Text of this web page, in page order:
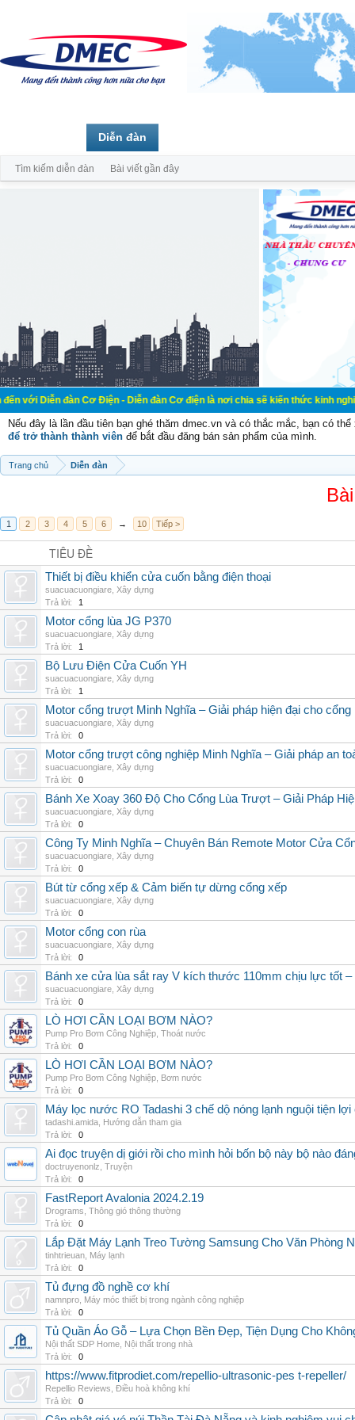
đàn Cơ Điện - Diễn đàn Cơ điện là nơi chia sẽ kiến thức kinh nghiệm
Nếu đây là lần đầu tiên bạn ghé thăm dmec.vn và có thắc mắc, bạn có
để trở thành thành viên để bắt đầu đăng bán sản phẩm của mình.
Trang chủ Diễn đàn
1 2 3 4 5 6 → 10 Tiếp >
TIÊU ĐỀ
Thiết bị điều khiển cửa cuốn bằng điện thoại
suacuacuongiare Xây dựng
Trả lời:
1
Motor cổng lùa JG P370
suacuacuongiare Xây dựng
Trả lời:
1
Bộ Lưu Điện Cửa Cuốn YH
suacuacuongiare Xây dựng
Trả lời:
1
Motor cổng trượt Minh Nghĩa – Giải pháp hiện đại cho
suacuacuongiare Xây dựng
Trả lời:
0
Motor cổng trượt công nghiệp Minh Nghĩa – Giải pháp an
suacuacuongiare Xây dựng
Trả lời:
0
Bánh Xe Xoay 360 Độ Cho Cổng Lùa Trượt – Giải Pháp
suacuacuongiare Xây dựng
Trả lời:
0
Công Ty Minh Nghĩa – Chuyên Bán Remote Motor Cửa
suacuacuongiare Xây dựng
Trả lời:
0
Bút từ cổng xếp & Cảm biến tự dừng cổng xếp
suacuacuongiare Xây dựng
Trả lời:
0
Motor cổng con rùa
suacuacuongiare Xây dựng
Trả lời:
0
Bánh xe cửa lùa sắt ray V kích thước 110mm chịu lực tốt
suacuacuongiare Xây dựng
Trả lời:
0
LÒ HƠI CẦN LOẠI BƠM NÀO?
Pump Pro Bơm Công Nghiệp Thoát nước
Trả lời:
0
LÒ HƠI CẦN LOẠI BƠM NÀO?
Pump Pro Bơm Công Nghiệp Bơm nước
Trả lời:
0
Máy lọc nước RO Tadashi 3 chế dộ nóng lạnh nguội tiện lợi
tadashi.amida Hướng dẫn tham gia
Trả lời:
0
Ai đọc truyện dị giới rồi cho mình hỏi bốn bộ này bộ nào
doctruyenonlz Truyện
Trả lời:
0
FastReport Avalonia 2024.2.19
Drograms Thông gió thông thường
Trả lời:
0
Lắp Đặt Máy Lạnh Treo Tường Samsung Cho Văn Phòng
tinhtrieuan Máy lạnh
Trả lời:
0
Tủ đựng đồ nghề cơ khí
namnpro Máy móc thiết bị trong ngành công nghiệp
Trả lời:
0
Tủ Quần Áo Gỗ – Lựa Chọn Bền Đẹp, Tiện Dụng Cho
Nội thất SDP Home Nội thất trong nhà
Trả lời:
0
https://www.fitprodiet.com/repellio-ultrasonic-pes t-repeller/
Repellio Reviews Điều hoà không khí
Trả lời:
0
Diễn đàn
Tìm kiếm diễn đàn Bài viết gần đây